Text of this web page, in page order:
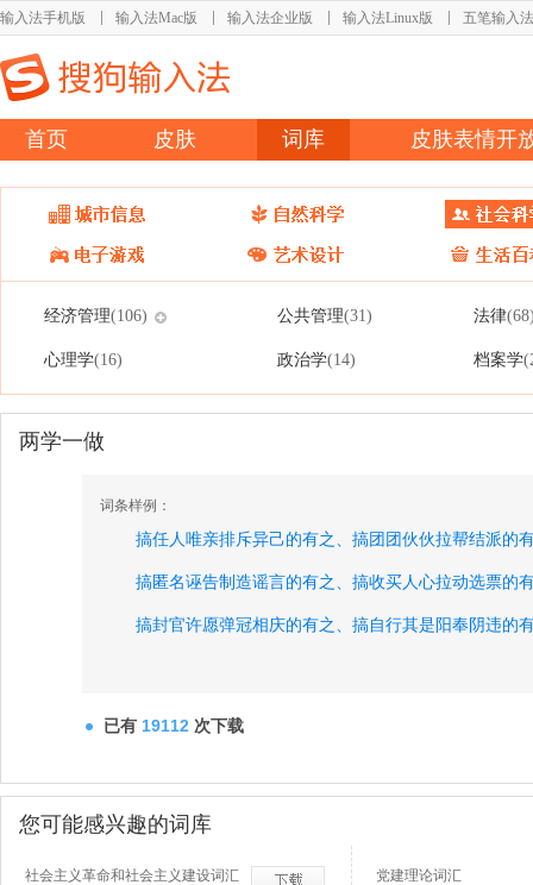
输入法手机版 输入法Mac版 输入法企业版 输入法Linux版 五笔输入法
首页 皮肤 词库 皮肤表情开
经济管理(106) 公共管理(31) 法律
心理学(16) 政治学(14) 档案学
两学一做
词条样例：
搞任人唯亲排斥异己的有之、 搞团团伙伙拉帮结派的
搞匿名诬告制造谣言的有之、 搞收买人心拉动选票的
搞封官许愿弹冠相庆的有之、 搞自行其是阳奉阴违的
倡导自由平等公正法治、倡导爱国敬业诚信友善、全
全面深化改革、
已有 19112 次下载
您可能感兴趣的词库
社会主义革命和社会主义建设词汇 党建理论词汇